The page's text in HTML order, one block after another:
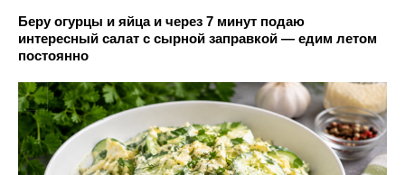
Беру огурцы и яйца и через 7 минут подаю
интересный салат с сырной заправкой — едим летом
постоянно